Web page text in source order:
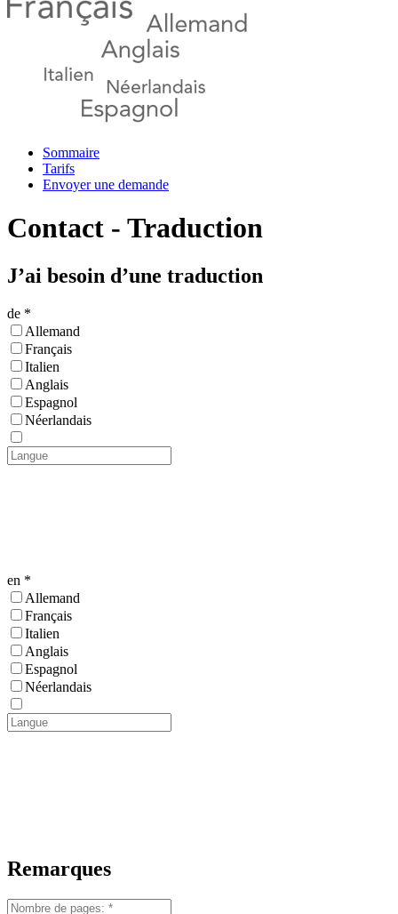
Sommaire
Tarifs
Envoyer une demande
Contact - Traduction
J’ai besoin d’une traduction
de *
Allemand
Français
Italien
Anglais
Espagnol
Néerlandais
en *
Allemand
Français
Italien
Anglais
Espagnol
Néerlandais
Remarques